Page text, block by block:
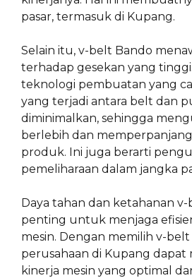
pasar, termasuk di Kupang.
Selain itu, v-belt Bando
terhadap gesekan yang
teknologi pembuatan yang
yang terjadi antara belt dan
diminimalkan, sehingga
berlebih dan memperpanjang
produk. Ini juga berarti
pemeliharaan dalam jangka
Daya tahan dan ketahanan
penting untuk menjaga
mesin. Dengan memilih v-
perusahaan di Kupang dapat
kinerja mesin yang optimal